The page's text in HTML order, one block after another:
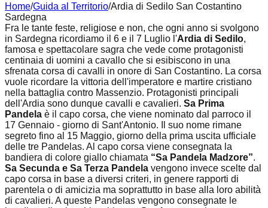
Home/Guida al Territorio/Ardia di Sedilo San Costantino
Sardegna
Fra le tante feste, religiose e non, che ogni anno si svolgono
in Sardegna ricordiamo il 6 e il 7 Luglio l'Ardia di Sedilo,
famosa e spettacolare sagra che vede come protagonisti
centinaia di uomini a cavallo che si esibiscono in una
sfrenata corsa di cavalli in onore di San Costantino. La corsa
vuole ricordare la vittoria dell'imperatore e martire cristiano
nella battaglia contro Massenzio. Protagonisti principali
dell'Ardia sono dunque cavalli e cavalieri. Sa Prima
Pandela è il capo corsa, che viene nominato dal parroco il
17 Gennaio - giorno di Sant'Antonio. Il suo nome rimane
segreto fino al 15 Maggio, giorno della prima uscita ufficiale
delle tre Pandelas. Al capo corsa viene consegnata la
bandiera di colore giallo chiamata “Sa Pandela Madzore”.
Sa Secunda e Sa Terza Pandela vengono invece scelte dal
capo corsa in base a diversi criteri, in genere rapporti di
parentela o di amicizia ma soprattutto in base alla loro abilità
di cavalieri. A queste Pandelas vengono consegnate le